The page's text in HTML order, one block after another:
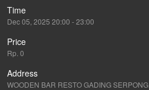
Time
Dec 05, 2025 20:00 - 23:00
Price
Rp. 0
Address
WOODEN BAR RESTO GADING SERPONG